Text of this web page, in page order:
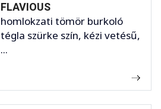
FLAVIOUS
homlokzati tömör burkoló
tégla szürke szín, kézi vetésű,
...